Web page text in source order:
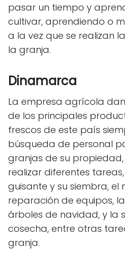
pasar un tiempo y
cultivar, aprendiendo o
a la vez que se realizan
la granja.
Dinamarca
La empresa agrícola
de los principales
frescos de este país
búsqueda de personal
granjas de su
realizar diferentes
guisante y su siembra, el
reparación de equipos,
árboles de navidad, y la
cosecha, entre otras
granja.